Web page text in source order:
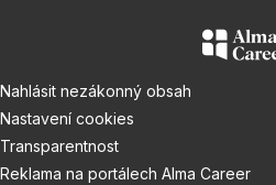
Nahlásit nezákonný obsah
Nastavení cookies
Transparentnost
Reklama na portálech Alma Career